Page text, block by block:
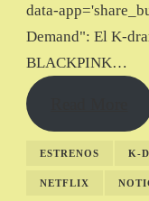
data-
Demand": El K-
BLACKPINK…
ESTRENOS K-
NETFLIX